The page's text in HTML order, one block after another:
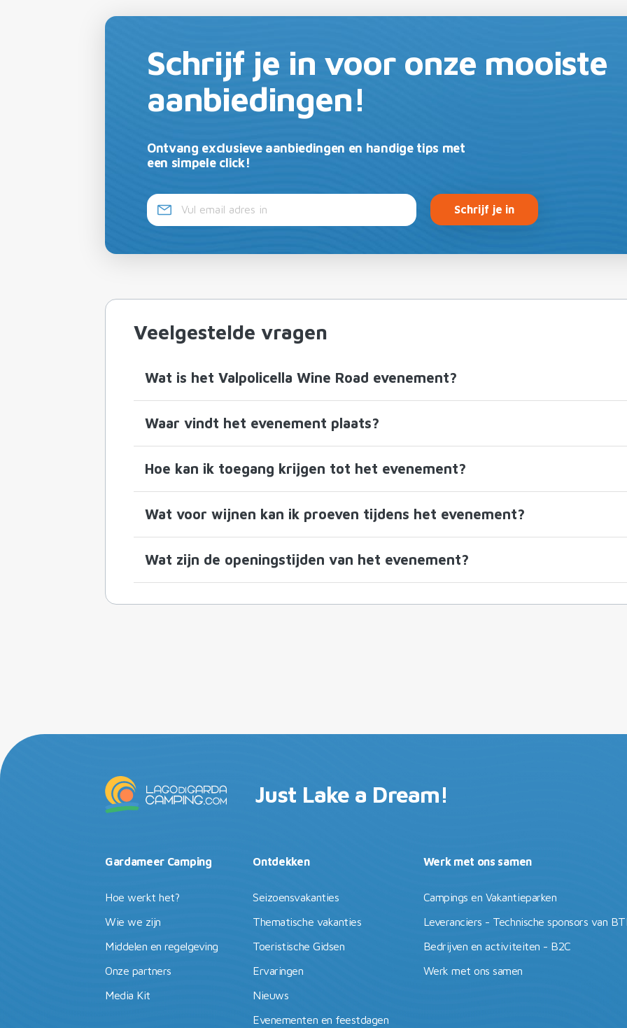
Schrijf je in voor onze mooiste
aanbiedingen!
Ontvang exclusieve aanbiedingen en handige tips met
een simpele click!
Schrijf je in
Veelgestelde vragen
Wat is het Valpolicella Wine Road evenement?
Waar vindt het evenement plaats?
Hoe kan ik toegang krijgen tot het evenement?
Wat voor wijnen kan ik proeven tijdens het evenement?
Wat zijn de openingstijden van het evenement?
Just Lake a Dream!
Gardameer Camping
Hoe werkt het?
Wie we zijn
Middelen en regelgeving
Onze partners
Media Kit
Ontdekken
Seizoensvakanties
Thematische vakanties
Toeristische Gidsen
Ervaringen
Nieuws
Evenementen en feestdagen
Werk met ons samen
Campings en Vakantieparken
Leveranciers - Technische sponsors van
Bedrijven en activiteiten - B2C
Werk met ons samen